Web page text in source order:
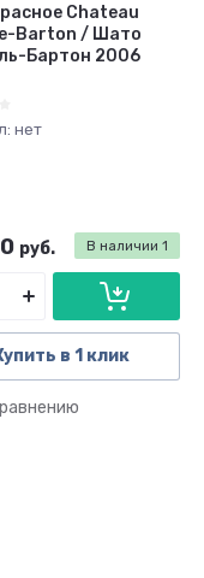
Chateau
Barton / Шато
Бартон 2006
нет
В наличии 1
руб.
в 1 клик